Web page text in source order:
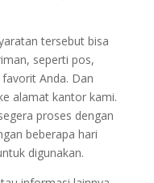
tersebut bisa
seperti pos,
favorit Anda. Dan
alamat kantor kami.
proses dengan
beberapa hari
digunakan.